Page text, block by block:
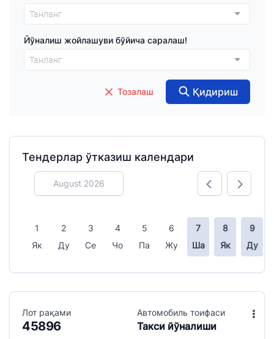
Танланг
Йўналиш жойлашуви бўйича саралаш!
Танланг
Тозалаш Қидириш
Тендерлар ўтказиш календари
August 2026
1 2 3 4 5 6 7 8 9
Лот рақами
45896
Aвтомобиль тоифаси
Такси йўналиши